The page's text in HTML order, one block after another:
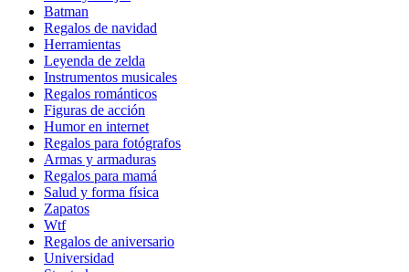
Batman
Regalos de navidad
Herramientas
Leyenda de zelda
Instrumentos musicales
Regalos románticos
Figuras de acción
Humor en internet
Regalos para fotógrafos
Armas y armaduras
Regalos para mamá
Salud y forma física
Zapatos
Wtf
Regalos de aniversario
Universidad